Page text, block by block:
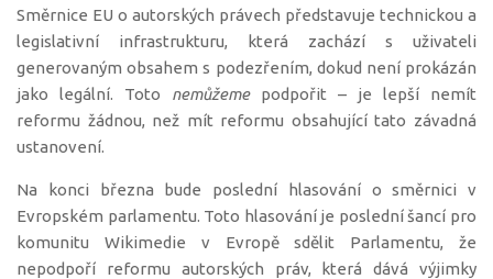
Směrnice EU o autorských právech představuje technickou a
legislativní infrastrukturu, která zachází s uživateli
generovaným obsahem s podezřením, dokud není prokázán
jako legální. Toto nemůžemepodpořit – je lepší nemít
reformu žádnou, než mít reformu obsahující tato závadná
ustanovení.
Na konci března bude poslední hlasování o směrnici v
Evropském parlamentu. Toto hlasování je poslední šancí pro
komunitu Wikimedie v Evropě sdělit Parlamentu, že
nepodpoří reformu autorských práv, která dává výjimky